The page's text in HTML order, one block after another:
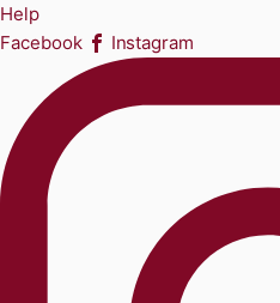
Help
Facebook
Instagram